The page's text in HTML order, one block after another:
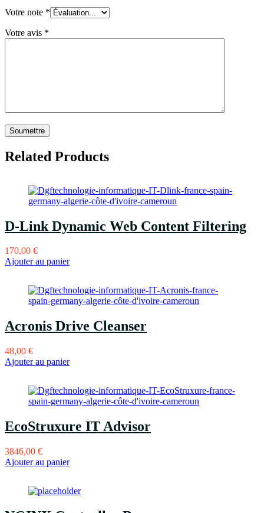
Votre note *
Votre avis *
Related Products
D-Link Dynamic Web Content Filtering
170,00 €
Ajouter au panier
Acronis Drive Cleanser
48,00 €
Ajouter au panier
EcoStruxure IT Advisor
3846,00 €
Ajouter au panier